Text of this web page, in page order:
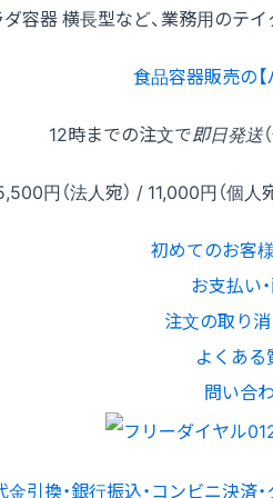
容器 横長型など、業務用のテ
食品容器販売の【
12時までの注文で即日発送
円（法人宛） / 11,000円（個人
初めてのお客
お支払い
注文の取り消
よくある
問い合